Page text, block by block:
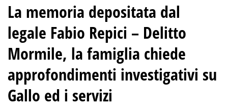
La memoria depositata dal
legale Fabio Repici – Delitto
Mormile, la famiglia chiede
approfondimenti investigativi su
Gallo ed i servizi